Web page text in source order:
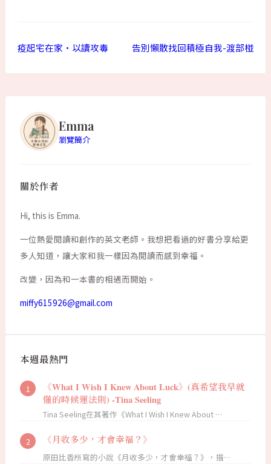
疫起宅在家·以讀攻毒 告別懶散找回積極自我-渡部椪
Emma
瀏覽簡介
關於作者
Hi, this is Emma.
一位熱愛閱讀和創作的英文老師。我想把看過的好書分享給更
多人知道，讓大家和我一樣因為閱讀而感到幸福。
改變，因為和一本書的相遇而開始。
miffy615926@gmail.com
本週最熱門
《What I Wish I Knew About Luck》(真希望我早就
懂的時候運法則) -Tina Seeling
Tina Seeling在其著作《What I Wish I Knew About …
《月收多少，才會幸福？》
原田比香所寫的小說《月收多少，才會幸福？》，描…